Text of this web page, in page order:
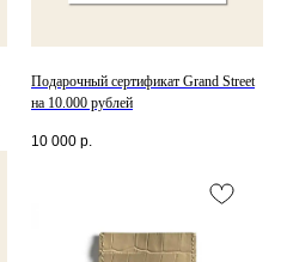
Подарочный сертификат Grand Street
на 10.000 рублей
10 000 р.